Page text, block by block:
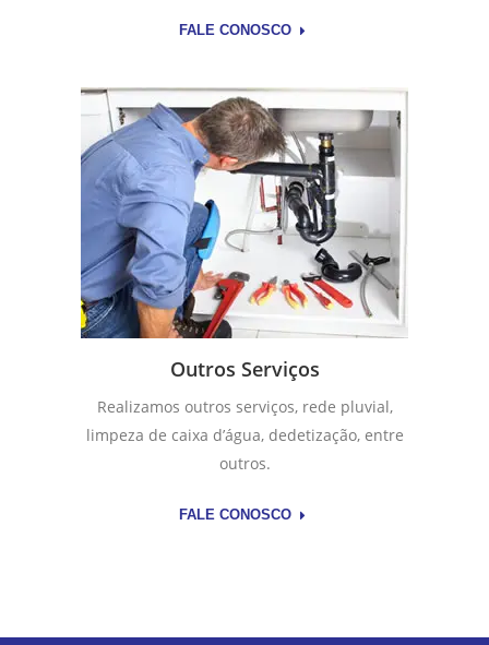
FALE CONOSCO
Outros Serviços
Realizamos outros serviços, rede pluvial,
limpeza de caixa d’água, dedetização, entre
outros.
FALE CONOSCO